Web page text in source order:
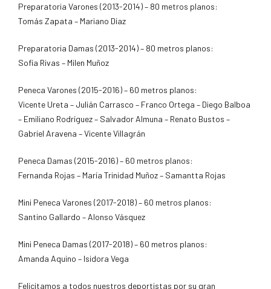
Preparatoria Varones (2013-2014) – 80 metros planos:
Tomás Zapata – Mariano Díaz
Preparatoria Damas (2013-2014) – 80 metros planos:
Sofía Rivas – Milen Muñoz
Peneca Varones (2015-2016) – 60 metros planos:
Vicente Ureta – Julián Carrasco – Franco Ortega – Diego Balboa
– Emiliano Rodríguez – Salvador Almuna – Renato Bustos –
Gabriel Aravena – Vicente Villagrán
Peneca Damas (2015-2016) – 60 metros planos:
Fernanda Rojas – María Trinidad Muñoz – Samantta Rojas
Mini Peneca Varones (2017-2018) – 60 metros planos:
Santino Gallardo – Alonso Vásquez
Mini Peneca Damas (2017-2018) – 60 metros planos:
Amanda Aquino – Isidora Vega
Felicitamos a todos nuestros deportistas por su gran